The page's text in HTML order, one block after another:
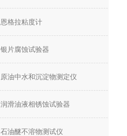
恩格拉粘度计
银片腐蚀试验器
原油中水和沉淀物测定仪
润滑油液相锈蚀试验器
石油醚不溶物测试仪